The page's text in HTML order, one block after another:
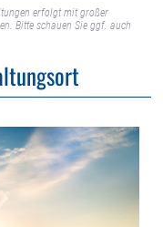
erfolgt mit großer
Bitte schauen Sie ggf. auch